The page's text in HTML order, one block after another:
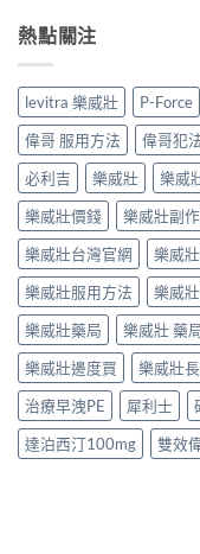
熱點關注
levitra 樂威壯 P-Force
偉哥 服用方法
偉哥犯
必利吉
樂威壯 樂威
樂威壯價錢
樂威壯副
樂威壯台灣官網
樂威
樂威壯服用方法
樂威
樂威壯藥局
樂威壯 藥
樂威壯邊度買
樂威壯
治療早洩PE
犀利士
達泊西汀100mg
雙效